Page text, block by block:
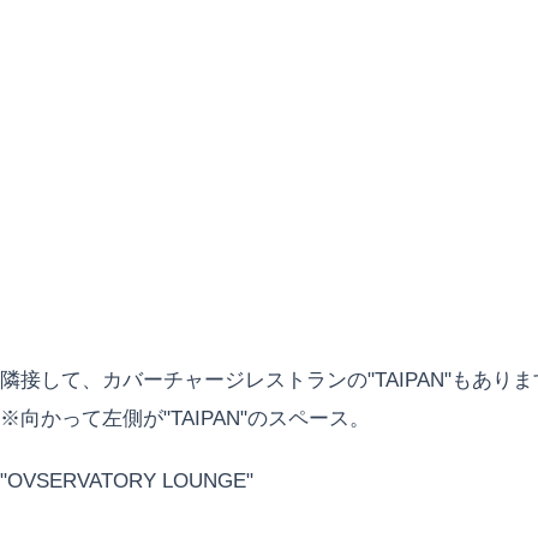
隣接して、カバーチャージレストランの"TAIPAN"もあり
※向かって左側が"TAIPAN"のスペース。
"OVSERVATORY LOUNGE"